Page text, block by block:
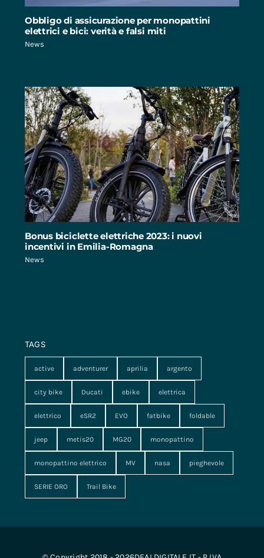
Obbligo di assicurazione per monopattini
elettrici e bici: verità e falsi miti
News
Bonus biciclette elettriche 2023: i nuovi
incentivi in Emilia-Romagna
News
TAGS
active adventurer aprilia argento
city bike Ducati ebike elettrica
elettrico eSR2 EVO fatbike foldable
jeep metis20 MG20 monopattino
monopattino elettrico MV nasa pieghevole
SERIE ORO Trail Bike